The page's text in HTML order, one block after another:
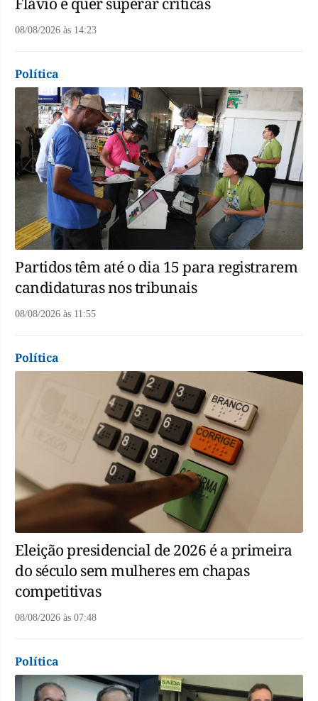
08/08/2026 às 14:23
Política
Partidos têm até o dia 15 para registrarem
candidaturas nos tribunais
08/08/2026 às 11:55
Política
Eleição presidencial de 2026 é a primeira
do século sem mulheres em chapas
competitivas
08/08/2026 às 07:48
Política